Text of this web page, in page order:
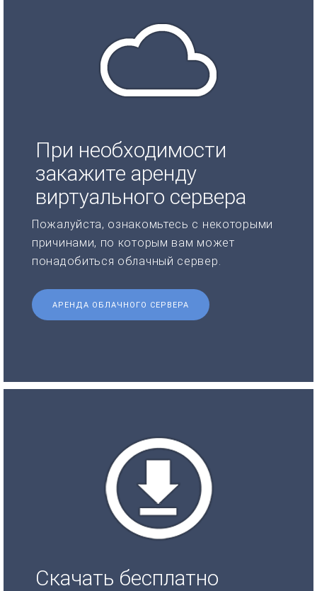
При необходимости
закажите аренду
виртуального сервера
Пожалуйста, ознакомьтесь с некоторыми
причинами, по которым вам может
понадобиться облачный сервер.
АРЕНДА ОБЛАЧНОГО СЕРВЕРА
Скачать бесплатно